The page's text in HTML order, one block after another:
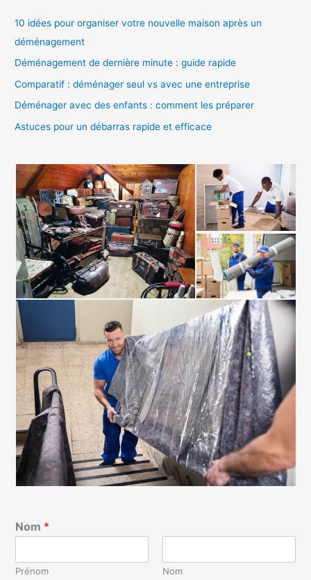
e
r
10 idées pour organiser votre nouvelle maison après un
déménagement
Déménagement de dernière minute : guide rapide
Comparatif : déménager seul vs avec une entreprise
Déménager avec des enfants : comment les préparer
Astuces pour un débarras rapide et efficace
Nom *
Prénom Nom